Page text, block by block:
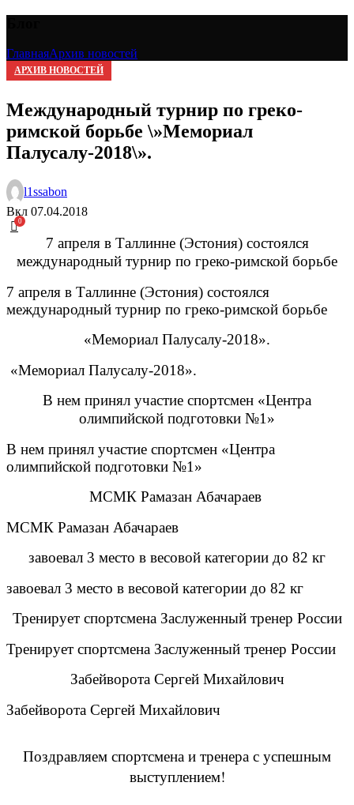
ГлавнаяАрхив новостей
АРХИВ НОВОСТЕЙ
Международный турнир по греко-
римской борьбе \»Мемориал
Палусалу-2018\».
l1ssabon
Вкл 07.04.2018
0
7 апреля в Таллинне (Эстония) состоялся
международный турнир по греко-римской борьбе
7 апреля в Таллинне (Эстония) состоялся
международный турнир по греко-римской борьбе
«Мемориал Палусалу-2018».
«Мемориал Палусалу-2018».
В нем принял участие спортсмен «Центра
олимпийской подготовки №1»
В нем принял участие спортсмен «Центра
олимпийской подготовки №1»
МСМК Рамазан Абачараев
МСМК Рамазан Абачараев
завоевал 3 место в весовой категории до 82 кг
завоевал 3 место в весовой категории до 82 кг
Тренирует спортсмена Заслуженный тренер России
Тренирует спортсмена Заслуженный тренер России
Забейворота Сергей Михайлович
Забейворота Сергей Михайлович
Поздравляем спортсмена и тренера с успешным
выступлением!